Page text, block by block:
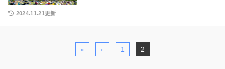
2024.11.21更新
« ‹ 1 2